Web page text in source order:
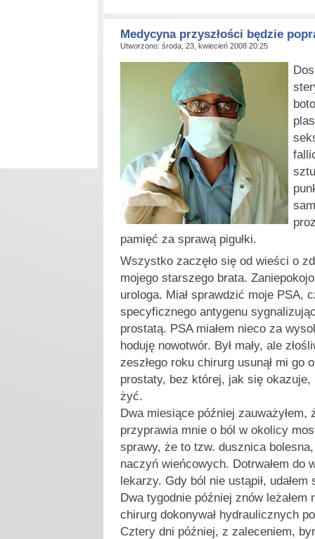
Medycyna przyszłości będzie
Utworzono: środa, 23, kwiecień 2008 20:25
D
pamięć za sprawą pigułki.
Wszystko zaczęło się od wieści o
mojego starszego brata.
urologa. Miał sprawdzić moje PSA,
specyficznego antygenu
prostatą. PSA miałem nieco za
hoduję nowotwór. Był mały, ale
zeszłego roku chirurg usunął mi go
prostaty, bez której, jak się okazuje,
żyć.
Dwa miesiące później zauważyłem,
przyprawia mnie o ból w okolicy
sprawy, że to tzw. dusznica
naczyń wieńcowych. Dotrwałem do
lekarzy. Gdy ból nie ustąpił,
Dwa tygodnie później znów
chirurg dokonywał hydraulicznych
Cztery dni później, z zaleceniem,